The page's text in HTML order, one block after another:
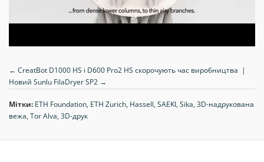
← CreatBot D1000 HS і D600 Pro2 HS скорочують час виробництва |
Новий Sunlu FilaDryer SP2 →
Мітки: ETH Foundation, ETH Zurich, Hassell, SAEKI, Sika, 3D-надрукована
вежа, Tor Alva, 3D-друк